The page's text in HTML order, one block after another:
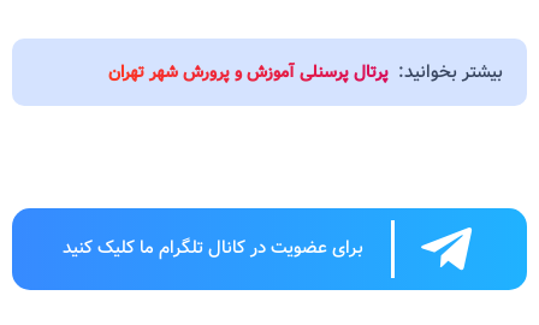
بیشتر بخوانید: پرتال پرسنلی آموزش و پرورش شهر تهران
برای عضویت در کانال تلگرام ما کلیک کنید